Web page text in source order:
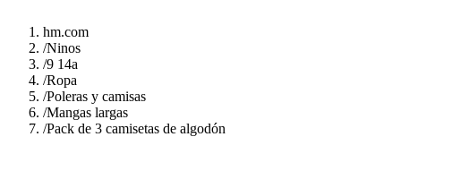
hm.com
/Ninos
/9 14a
/Ropa
/Poleras y camisas
/Mangas largas
/Pack de 3 camisetas de algodón